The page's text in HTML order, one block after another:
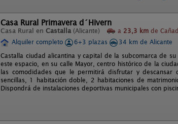
Casa Rural Primavera d´Hivern
Casa Rural en Castalla (Alicante) a 23,3 km de
Alquiler completo
6+3 plazas
34 km de Alicante
Castalla ciudad alicantina y capital de la subcomarca de
este espacio, en su calle Mayor, centro histórico de la
las comodidades que le permitirá disfrutar y
sencillas, 1 habitación doble, 2 habitaciones de
Dispondrá de instalaciones deportivas municipales con